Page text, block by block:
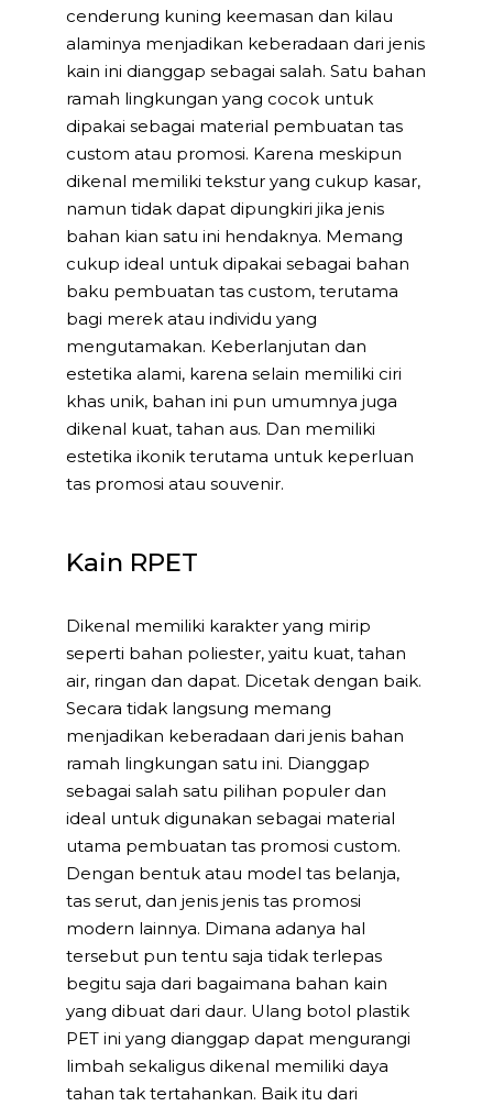
cenderung kuning keemasan dan kilau
alaminya menjadikan keberadaan dari jenis
kain ini dianggap sebagai salah. Satu bahan
ramah lingkungan yang cocok untuk
dipakai sebagai material pembuatan tas
custom atau promosi. Karena meskipun
dikenal memiliki tekstur yang cukup kasar,
namun tidak dapat dipungkiri jika jenis
bahan kian satu ini hendaknya. Memang
cukup ideal untuk dipakai sebagai bahan
baku pembuatan tas custom, terutama
bagi merek atau individu yang
mengutamakan. Keberlanjutan dan
estetika alami, karena selain memiliki ciri
khas unik, bahan ini pun umumnya juga
dikenal kuat, tahan aus. Dan memiliki
estetika ikonik terutama untuk keperluan
tas promosi atau souvenir.
Kain RPET
Dikenal memiliki karakter yang mirip
seperti bahan poliester, yaitu kuat, tahan
air, ringan dan dapat. Dicetak dengan baik.
Secara tidak langsung memang
menjadikan keberadaan dari jenis bahan
ramah lingkungan satu ini. Dianggap
sebagai salah satu pilihan populer dan
ideal untuk digunakan sebagai material
utama pembuatan tas promosi custom.
Dengan bentuk atau model tas belanja,
tas serut, dan jenis jenis tas promosi
modern lainnya. Dimana adanya hal
tersebut pun tentu saja tidak terlepas
begitu saja dari bagaimana bahan kain
yang dibuat dari daur. Ulang botol plastik
PET ini yang dianggap dapat mengurangi
limbah sekaligus dikenal memiliki daya
tahan tak tertahankan. Baik itu dari